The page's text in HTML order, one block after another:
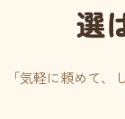
選
「気軽に頼めて、